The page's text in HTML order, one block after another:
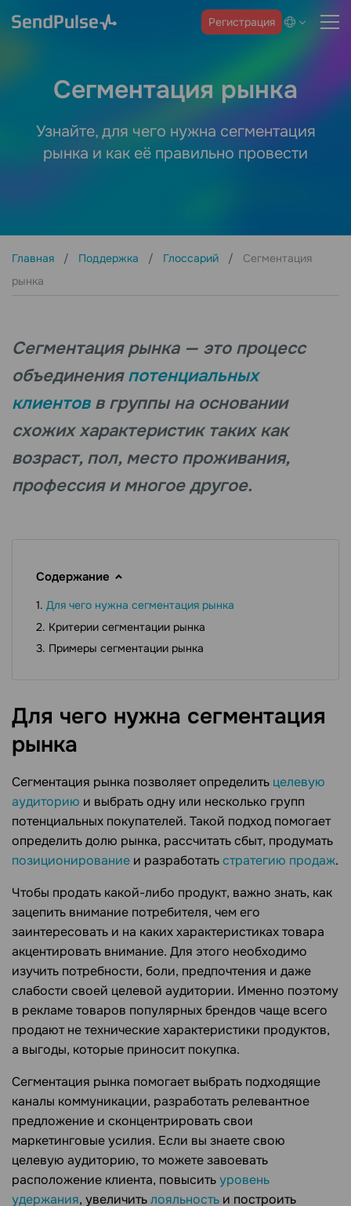
Регистрация
Сегментация рынка
Узнайте, для чего нужна сегментация
рынка и как её правильно провести
Главная Поддержка Глоссарий
Сегментация
рынка
Сегментация рынка — это процесс
объединенияпотенциальных
клиентов в группы на основании
схожих характеристик таких как
возраст, пол, место проживания,
профессия и многое другое.
Содержание
Для чего нужна сегментация рынка
Критерии сегментации рынка
Примеры сегментации рынка
Для чего нужна сегментация
рынка
Сегментация рынка позволяет определить целевую
аудиторию и выбрать одну или несколько групп
потенциальных покупателей. Такой подход помогает
определить долю рынка, рассчитать сбыт, продумать
позиционирование и разработатьстратегию продаж.
Чтобы продать какой-либо продукт, важно знать, как
зацепить внимание потребителя, чем его
заинтересовать и на каких характеристиках товара
акцентировать внимание. Для этого необходимо
изучить потребности, боли, предпочтения и даже
слабости своей целевой аудитории. Именно поэтому
в рекламе товаров популярных брендов чаще всего
продают не технические характеристики продуктов,
а выгоды, которые приносит покупка.
Сегментация рынка помогает выбрать подходящие
каналы коммуникации, разработать релевантное
предложение и сконцентрировать свои
маркетинговые усилия. Если вы знаете свою
целевую аудиторию, то можете завоевать
расположение клиента, повыситьуровень
удержания, увеличитьлояльность и построить